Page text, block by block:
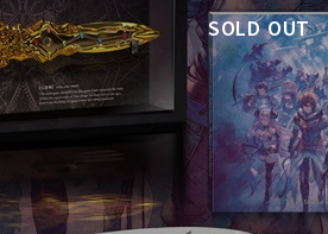
SOLD OUT